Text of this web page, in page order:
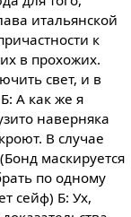
итальянской
к
в прохожих.
свет, и в
А как же я
наверняка
В случае
маскируется
по одному
сейф) Б: Ух,